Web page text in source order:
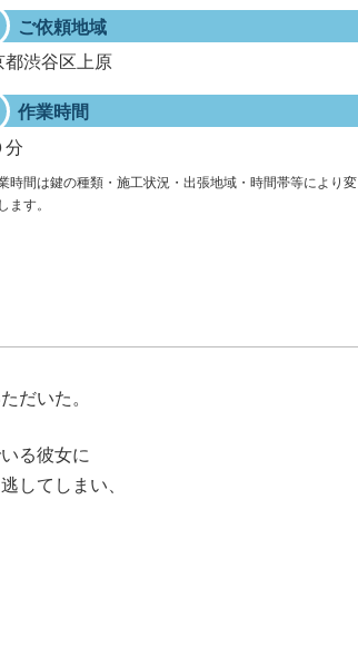
ご依頼地域
都渋谷区上原
作業時間
分
時間は鍵の種類・施工状況・出張地域・時間帯等により変
ます。
だいた。
る彼女に
してしまい、